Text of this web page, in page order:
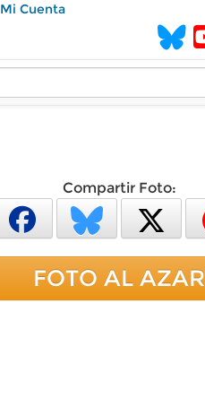
Mi Cuenta
Compartir Foto:
FOTO AL AZAR